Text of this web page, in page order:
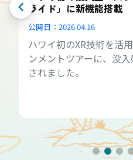
ライド」に新機能搭載
公開日： 2026.04.16
ハワイ初のXR技術を活
ンメントツアーに、没
されました。